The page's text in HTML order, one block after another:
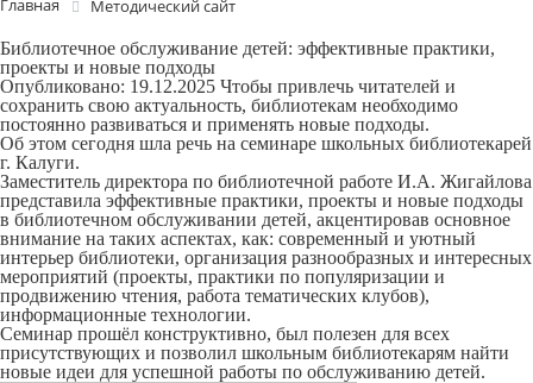
Главная Методический сайт
Библиотечное обслуживание детей: эффективные практики,
проекты и новые подходы
Опубликовано: 19.12.2025 Чтобы привлечь читателей и
сохранить свою актуальность, библиотекам необходимо
постоянно развиваться и применять новые подходы.
Об этом сегодня шла речь на семинаре школьных библиотекарей
г. Калуги.
Заместитель директора по библиотечной работе И.А. Жигайлова
представила эффективные практики, проекты и новые подходы
в библиотечном обслуживании детей, акцентировав основное
внимание на таких аспектах, как: современный и уютный
интерьер библиотеки, организация разнообразных и интересных
мероприятий (проекты, практики по популяризации и
продвижению чтения, работа тематических клубов),
информационные технологии.
Семинар прошёл конструктивно, был полезен для всех
присутствующих и позволил школьным библиотекарям найти
новые идеи для успешной работы по обслуживанию детей.